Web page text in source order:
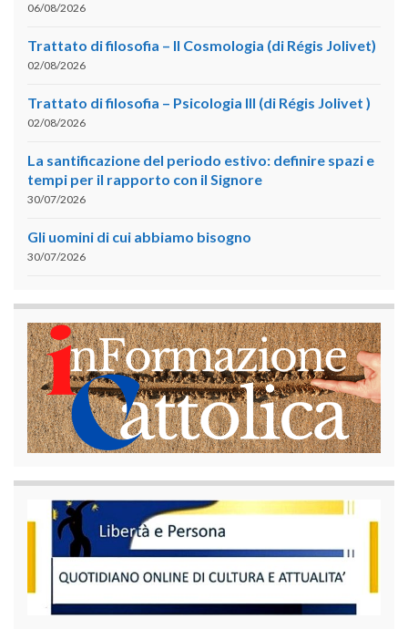
06/08/2026
Trattato di filosofia – II Cosmologia (di Régis Jolivet)
02/08/2026
Trattato di filosofia – Psicologia III (di Régis Jolivet )
02/08/2026
La santificazione del periodo estivo: definire spazi e
tempi per il rapporto con il Signore
30/07/2026
Gli uomini di cui abbiamo bisogno
30/07/2026